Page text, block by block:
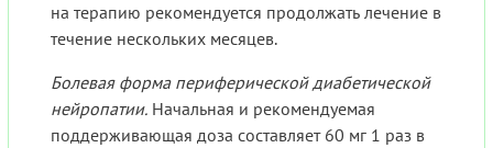
на терапию рекомендуется продолжать лечение в
течение нескольких месяцев.
Болевая форма периферической диабетической
нейропатии. Начальная и рекомендуемая
поддерживающая доза составляет 60 мг 1 раз в